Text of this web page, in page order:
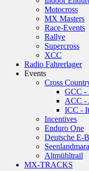
Motocross
MX Masters
Race-Events
Rallye
Supercross
XCC
Radio Fahrerlager
Events
Cross
GCC -
ACC -
ICC -
Incentives
Enduro One
Deutsche E-
Altmühltrail
MX-TRACKS